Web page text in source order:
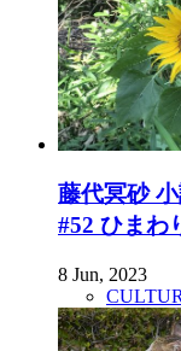
藤代冥砂
#52 ひまわ
8 Jun, 2023